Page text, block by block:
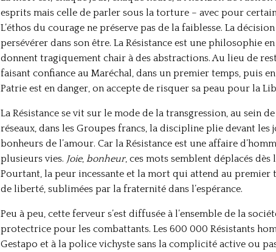
esprits mais celle de parler sous la torture – avec pour
L’éthos du courage ne préserve pas de la faiblesse. La
persévérer dans son être. La Résistance est une philosophie
donnent tragiquement chair à des abstractions. Au lieu de
faisant confiance au Maréchal, dans un premier temps, puis
Patrie est en danger, on accepte de risquer sa peau pour la
La Résistance se vit sur le mode de la transgression, au sein
réseaux, dans les Groupes francs, la discipline plie devant les
bonheurs de l’amour. Car la Résistance est une affaire
plusieurs vies. Joie, bonheur, ces mots semblent déplacés
Pourtant, la peur incessante et la mort qui attend au
de liberté, sublimées par la fraternité dans l’espérance.
Peu à peu, cette ferveur s’est diffusée à l’ensemble de la
protectrice pour les combattants. Les 600 000 Résistants
Gestapo et à la police vichyste sans la complicité active ou